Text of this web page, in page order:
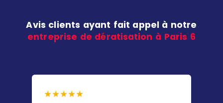
Avis clients ayant fait appel à notre
entreprise de dératisation à Paris 6
★★★★★